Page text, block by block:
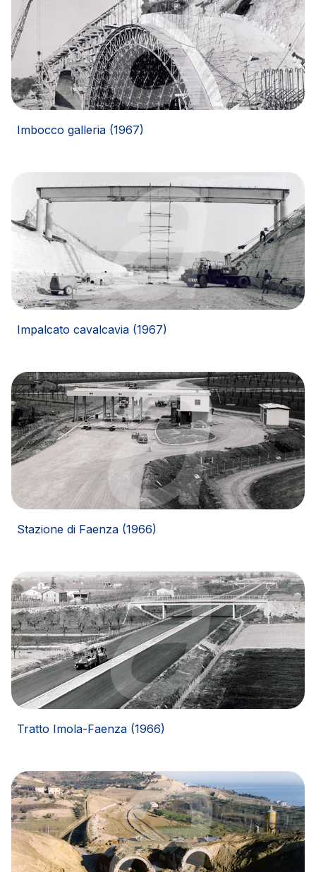
Società Italiana per il Traforo del Monte Bianco
S.p.A.
Km rete: 6
Scadenza concessione: 2050
Raccordo Autostradale Valle d’Aosta S.p.A.
Km rete: 32
Società Autostrada Tirrenica p.A.
Km rete: 55
Scadenza concessione: 2028
Tangenziale di Napoli S.p.A.
Km rete: 20
Scadenza concessione: 2037
Imbocco galleria (1967)
Impalcato cavalcavia (1967)
Stazione di Faenza (1966)
Tratto Imola-Faenza (1966)